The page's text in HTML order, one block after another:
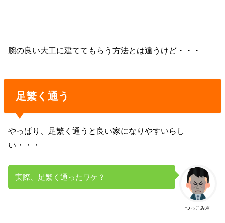
腕の良い大工に建ててもらう方法とは違うけど・・・
足繁く通う
やっぱり、足繁く通うと良い家になりやすいらし
い・・・
つっこみ君
実際、足繁く通ったワケ？